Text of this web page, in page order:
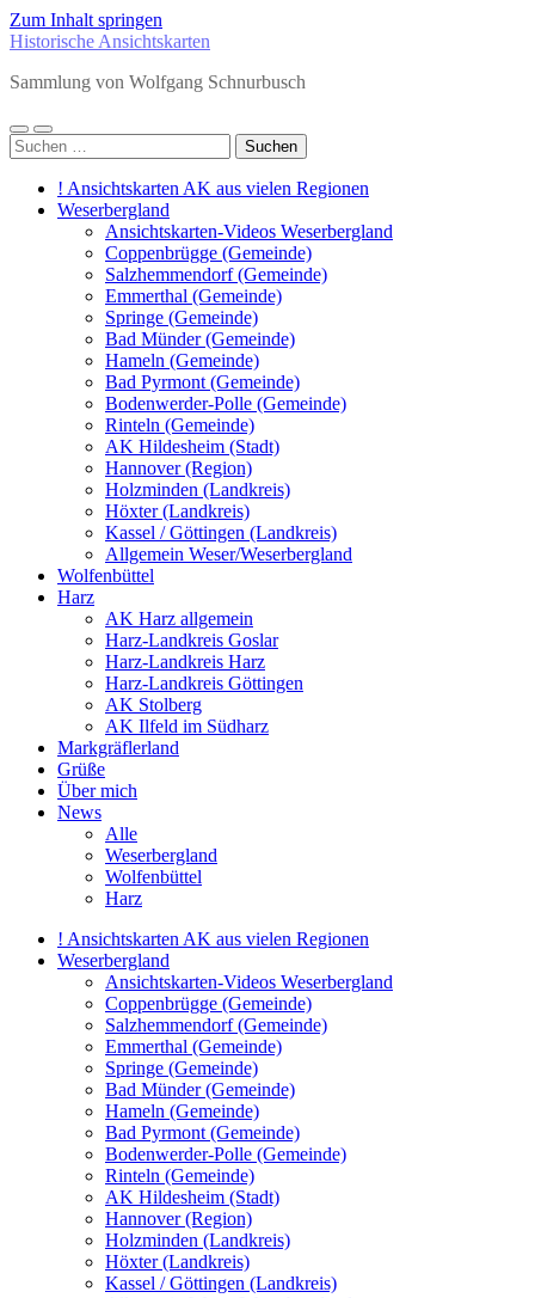
Zum Inhalt springen
Historische Ansichtskarten
Sammlung von Wolfgang Schnurbusch
Mobile-
Menü
Suchfeld
ein-/ausblenden
Suchen
nach:
! Ansichtskarten AK aus vielen Regionen
Weserbergland
Ansichtskarten-Videos Weserbergland
Coppenbrügge (Gemeinde)
Salzhemmendorf (Gemeinde)
Emmerthal (Gemeinde)
Springe (Gemeinde)
Bad Münder (Gemeinde)
Hameln (Gemeinde)
Bad Pyrmont (Gemeinde)
Bodenwerder-Polle (Gemeinde)
Rinteln (Gemeinde)
AK Hildesheim (Stadt)
Hannover (Region)
Holzminden (Landkreis)
Höxter (Landkreis)
Kassel / Göttingen (Landkreis)
Allgemein Weser/Weserbergland
Wolfenbüttel
Harz
AK Harz allgemein
Harz-Landkreis Goslar
Harz-Landkreis Harz
Harz-Landkreis Göttingen
AK Stolberg
AK Ilfeld im Südharz
Markgräflerland
Grüße
Über mich
News
Alle
Weserbergland
Wolfenbüttel
Harz
! Ansichtskarten AK aus vielen Regionen
Weserbergland
Ansichtskarten-Videos Weserbergland
Coppenbrügge (Gemeinde)
Salzhemmendorf (Gemeinde)
Emmerthal (Gemeinde)
Springe (Gemeinde)
Bad Münder (Gemeinde)
Hameln (Gemeinde)
Bad Pyrmont (Gemeinde)
Bodenwerder-Polle (Gemeinde)
Rinteln (Gemeinde)
AK Hildesheim (Stadt)
Hannover (Region)
Holzminden (Landkreis)
Höxter (Landkreis)
Kassel / Göttingen (Landkreis)